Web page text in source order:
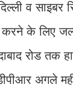
व साइबर
करने के लिए
रोड तक
अगले